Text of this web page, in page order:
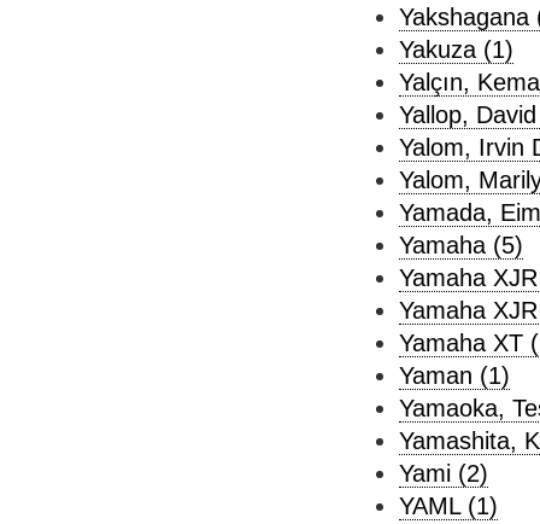
Yakshagana
Yakuza (1)
Yalçın,
Yallop,
Yalom, Irvin
Yalom,
Yamada,
Yamaha (5)
Yamaha
Yamaha
Yamaha XT
Yaman (1)
Yamaoka,
Yamashita,
Yami (2)
YAML (1)